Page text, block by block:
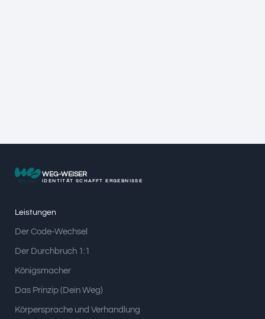
WEG-WEISER
IDENTITÄT SCHAFFT ERGEBNISSE
Leistungen
Der Code-Wechsel
Der Durchbruch 1:1
Königsmacher
Das Prinzip (Dein Weg)
Körpersprache und Verhandlung